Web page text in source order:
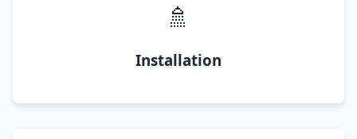
🚿
Installation